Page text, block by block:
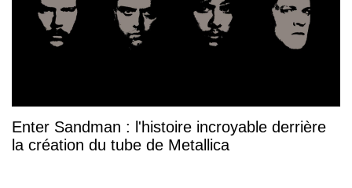
Enter Sandman : l'histoire incroyable derrière
la création du tube de Metallica